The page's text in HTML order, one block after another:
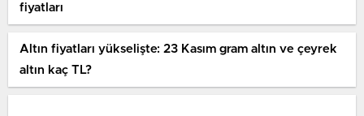
fiyatları
Altın fiyatları yükselişte: 23 Kasım gram altın ve çeyrek
altın kaç TL?